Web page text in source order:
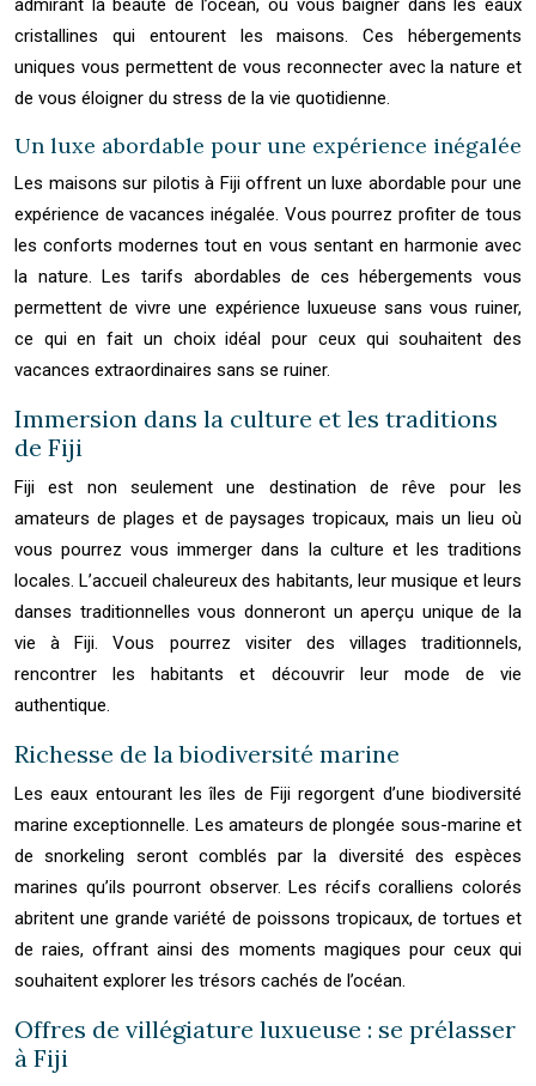
admirant la beauté de l’océan, ou vous baigner dans les eaux
cristallines qui entourent les maisons. Ces hébergements
uniques vous permettent de vous reconnecter avec la nature et
de vous éloigner du stress de la vie quotidienne.
Un luxe abordable pour une expérience inégalée
Les maisons sur pilotis à Fiji offrent un luxe abordable pour une
expérience de vacances inégalée. Vous pourrez profiter de tous
les conforts modernes tout en vous sentant en harmonie avec
la nature. Les tarifs abordables de ces hébergements vous
permettent de vivre une expérience luxueuse sans vous ruiner,
ce qui en fait un choix idéal pour ceux qui souhaitent des
vacances extraordinaires sans se ruiner.
Immersion dans la culture et les traditions
de Fiji
Fiji est non seulement une destination de rêve pour les
amateurs de plages et de paysages tropicaux, mais un lieu où
vous pourrez vous immerger dans la culture et les traditions
locales. L’accueil chaleureux des habitants, leur musique et leurs
danses traditionnelles vous donneront un aperçu unique de la
vie à Fiji. Vous pourrez visiter des villages traditionnels,
rencontrer les habitants et découvrir leur mode de vie
authentique.
Richesse de la biodiversité marine
Les eaux entourant les îles de Fiji regorgent d’une biodiversité
marine exceptionnelle. Les amateurs de plongée sous-marine et
de snorkeling seront comblés par la diversité des espèces
marines qu’ils pourront observer. Les récifs coralliens colorés
abritent une grande variété de poissons tropicaux, de tortues et
de raies, offrant ainsi des moments magiques pour ceux qui
souhaitent explorer les trésors cachés de l’océan.
Offres de villégiature luxueuse : se prélasser
à Fiji